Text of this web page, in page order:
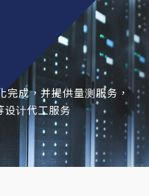
完成，并提供量测服务，
设计代工服务